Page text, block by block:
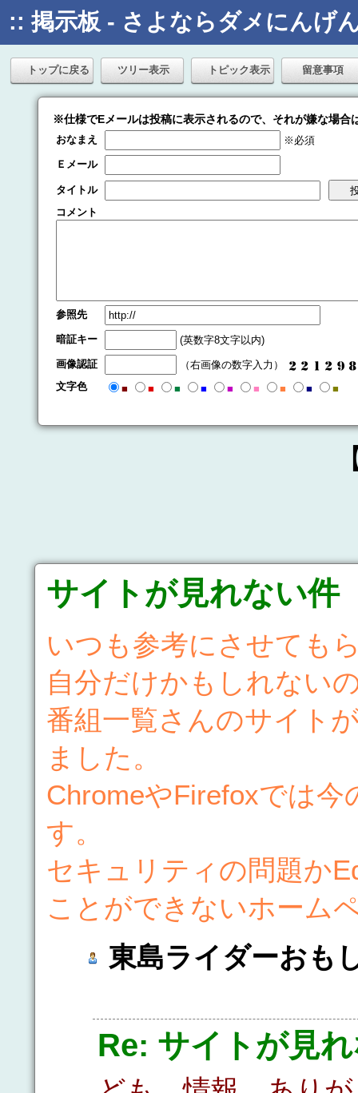
:: 掲示板 - さよならダメにんげ
トップに戻る ツリー表示 トピック表示 留意事項
※仕様でEメールは投稿に表示されるので、それが嫌な場合
おなまえ
※必須
Ｅメール
タイトル
コメント
参照先
暗証キー
(英数字8文字以内)
画像認証
（右画像の数字入力）
文字色
■ ■ ■ ■ ■ ■ ■ ■ ■
サイトが見れない件
いつも参考にさせても
自分だけかもしれない
番組一覧さんのサイト
ました。
ChromeやFirefoxでは
す。
セキュリティの問題か
ことができないホーム
東島ライダーおも
Re: サイトが見